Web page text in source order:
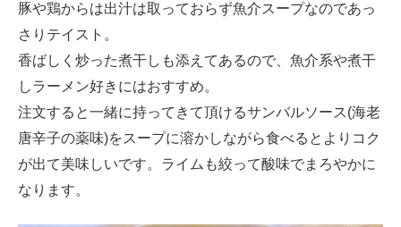
豚や鶏からは出汁は取っておらず魚介スープなのであっ
さりテイスト。
香ばしく炒った煮干しも添えてあるので、魚介系や煮干
しラーメン好きにはおすすめ。
注文すると一緒に持ってきて頂けるサンバルソース(海老
唐辛子の薬味)をスープに溶かしながら食べるとよりコク
が出て美味しいです。ライムも絞って酸味でまろやかに
なります。